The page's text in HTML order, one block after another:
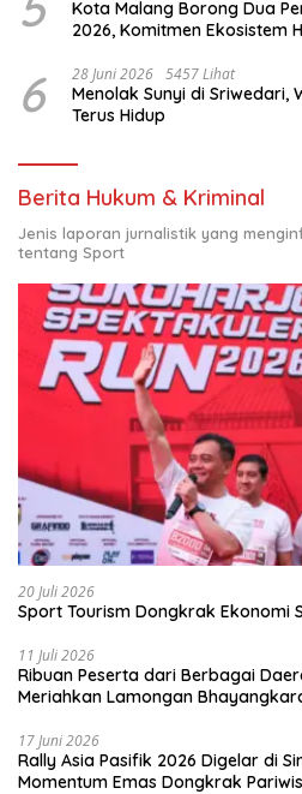
Kota Malang Borong Dua
2026, Komitmen Ekosistem
6 28 Juni 2026 5457 Lihat
Menolak Sunyi di Sriwedari,
Terus Hidup
Berita Hukum & Kriminal
Jenis laporan jurnalistik yang
tentang Sport
20 Juli 2026
Sport Tourism Dongkrak Ekonomi
11 Juli 2026
Ribuan Peserta dari Berbagai
Meriahkan Lamongan
17 Juni 2026
Rally Asia Pasifik 2026 Digelar di
Momentum Emas Dongkrak